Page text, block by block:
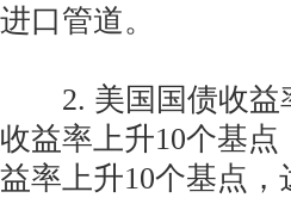
进口管道。
2. 美国国债收益
收益率上升10个基
益率上升10个基点，